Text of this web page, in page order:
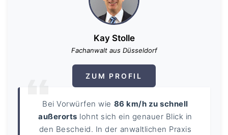
Kay Stolle
Fachanwalt aus Düsseldorf
ZUM PROFIL
Bei Vorwürfen wie 86 km/h zu schnell
außerorts lohnt sich ein genauer Blick in
den Bescheid. In der anwaltlichen Praxis